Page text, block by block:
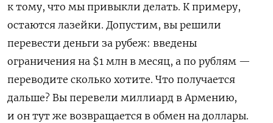
к тому, что мы привыкли делать. К примеру,
остаются лазейки. Допустим, вы решили
перевести деньги за рубеж: введены
ограничения на $1 млн в месяц, а по рублям —
переводите сколько хотите. Что получается
дальше? Вы перевели миллиард в Армению,
и он тут же возвращается в обмен на доллары.